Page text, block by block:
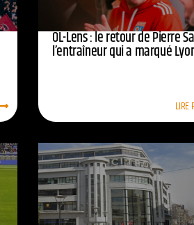
OL-Lens : le retour de Pierre
l’entraîneur qui a marqué
LIRE